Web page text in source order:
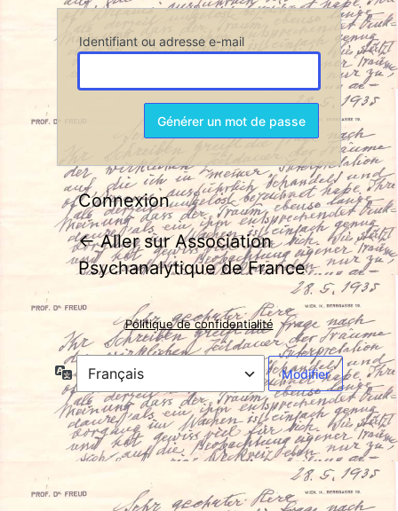
Identifiant ou adresse e-mail
Connexion
← Aller sur Association
Psychanalytique de France
Politique de confidentialité
Langue